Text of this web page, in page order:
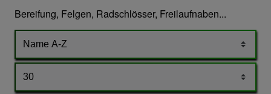
Bereifung, Felgen, Radschlösser, Freilaufnaben...